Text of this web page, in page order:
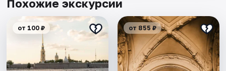
Похожие экскурсии
от 100 ₽ от 855 ₽